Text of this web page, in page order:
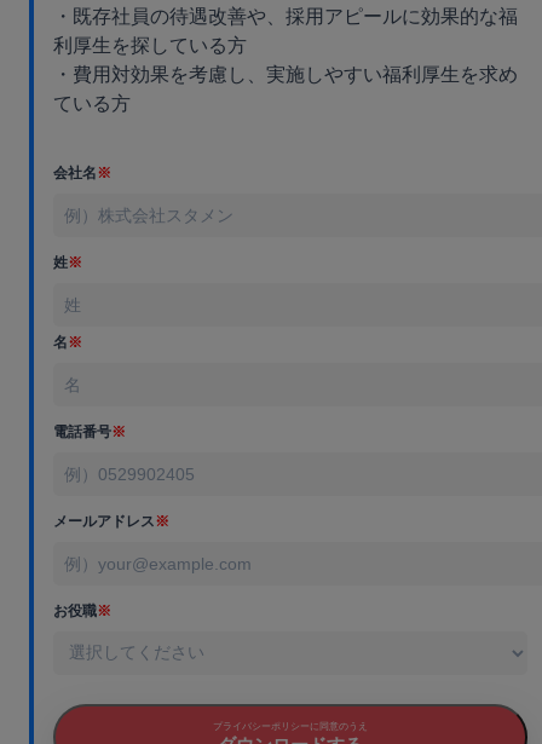
・既存社員の待遇改善や、採用アピールに効果的な福
利厚生を探している方
・費用対効果を考慮し、実施しやすい福利厚生を求め
ている方
会社名※
姓※
名※
電話番号※
メールアドレス※
お役職※
プライバシーポリシーに同意のうえ